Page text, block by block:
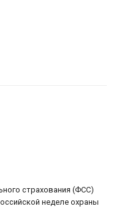
страхования (ФСС)
неделе охраны